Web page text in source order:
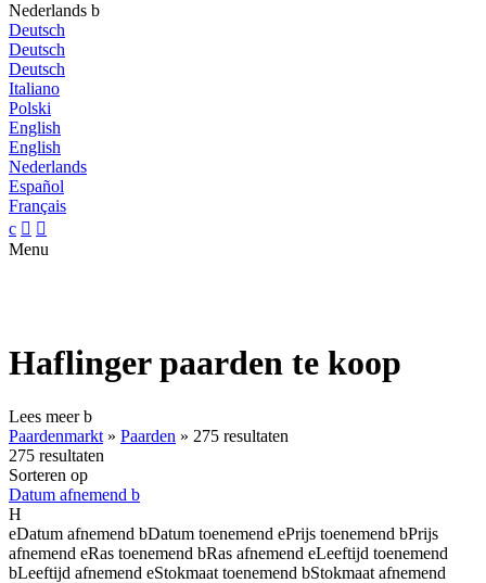
Nederlands b
Deutsch
Deutsch
Deutsch
Italiano
Polski
English
English
Nederlands
Español
Français
c  
Menu
Haflinger paarden te koop
Lees meerb
Paardenmarkt » Paarden » 275 resultaten
275 resultaten
Sorteren op
Datum afnemend b
H
eDatum afnemend bDatum toenemend ePrijs toenemend bPrijs
afnemend eRas toenemend bRas afnemend eLeeftijd toenemend
bLeeftijd afnemend eStokmaat toenemend bStokmaat afnemend